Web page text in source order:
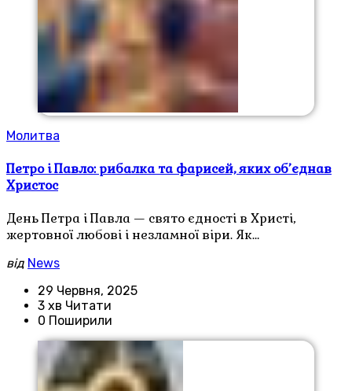
Молитва
Петро і Павло: рибалка та фарисей, яких об’єднав
Христос
День Петра і Павла — свято єдності в Христі,
жертовної любові і незламної віри. Як…
від News
29 Червня, 2025
3 хв Читати
0 Поширили